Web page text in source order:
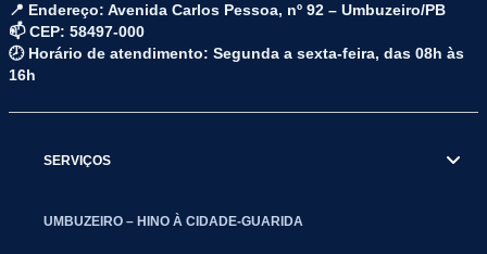
📍 Endereço: Avenida Carlos Pessoa, nº 92 – Umbuzeiro/PB
📫 CEP: 58497-000
🕗 Horário de atendimento: Segunda a sexta-feira, das 08h às
16h
SERVIÇOS
UMBUZEIRO – HINO À CIDADE-GUARIDA